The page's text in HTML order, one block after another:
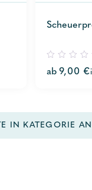
out
ab 9,00€
IN KATEGORIE